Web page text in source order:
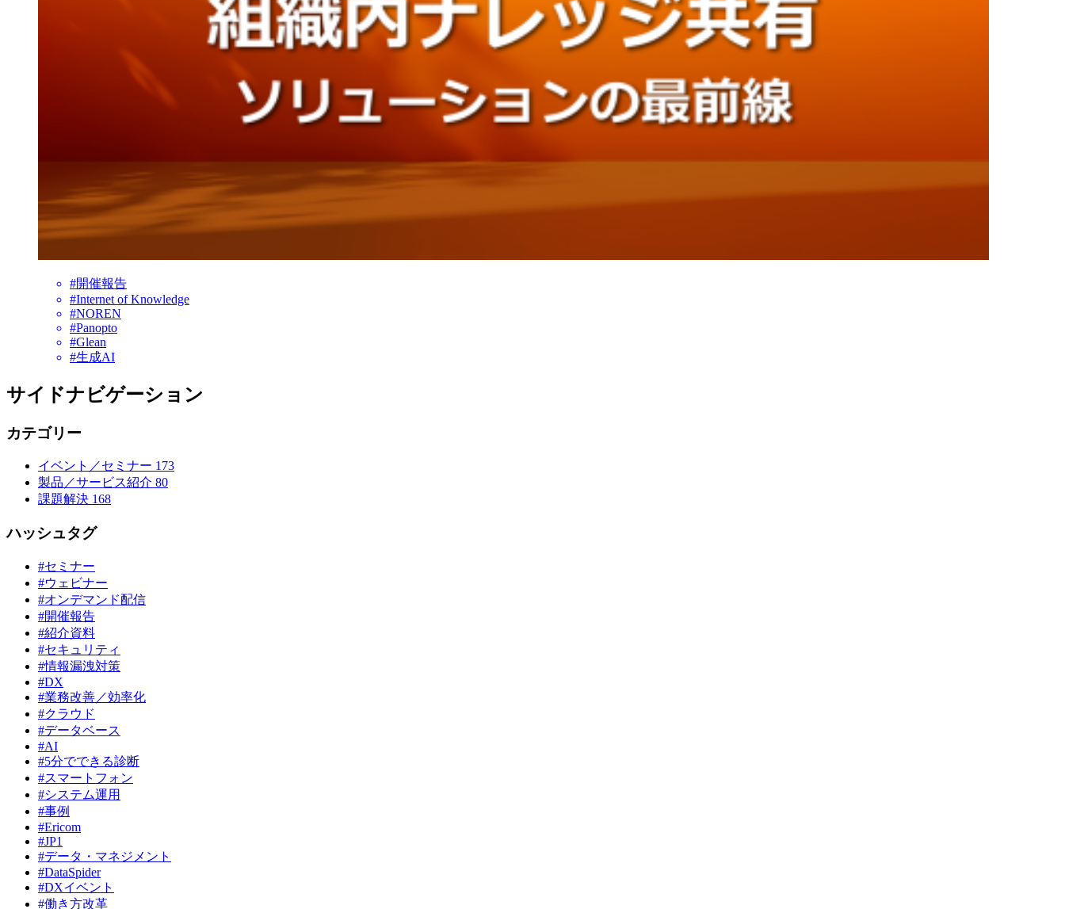
#開催報告
#Internet of Knowledge
#NOREN
#Panopto
#Glean
#生成AI
サイドナビゲーション
カテゴリー
イベント／セミナー 173
製品／サービス紹介 80
課題解決 168
ハッシュタグ
#セミナー
#ウェビナー
#オンデマンド配信
#開催報告
#紹介資料
#セキュリティ
#情報漏洩対策
#DX
#業務改善／効率化
#クラウド
#データベース
#AI
#5分でできる診断
#スマートフォン
#システム運用
#事例
#Ericom
#JP1
#データ・マネジメント
#DataSpider
#DXイベント
#働き方改革